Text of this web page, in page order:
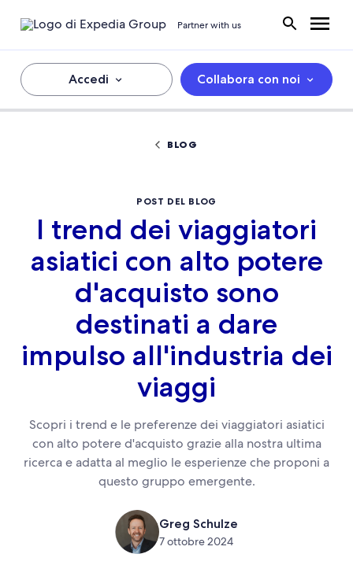
Partner with us
Accedi Collabora con noi
BLOG
POST DEL BLOG
I trend dei viaggiatori
asiatici con alto potere
d'acquisto sono
destinati a dare
impulso all'industria dei
viaggi
Scopri i trend e le preferenze dei viaggiatori asiatici
con alto potere d'acquisto grazie alla nostra ultima
ricerca e adatta al meglio le esperienze che proponi a
questo gruppo emergente.
Greg Schulze
7 ottobre 2024